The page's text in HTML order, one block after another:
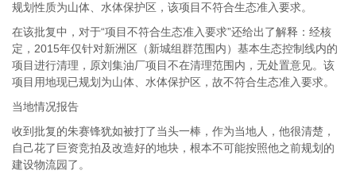
规划性质为山体、水体保护区，该项目不符合生态准入要求。
在该批复中，对于“项目不符合生态准入要求”还给出了解释：经核
定，2015年仅针对新洲区（新城组群范围内）基本生态控制线内的
项目进行清理，原刘集油厂项目不在清理范围内，无处置意见。该
项目用地现已规划为山体、水体保护区，故不符合生态准入要求。
当地情况报告
收到批复的朱赛锋犹如被打了当头一棒，作为当地人，他很清楚，
自己花了巨资竞拍及改造好的地块，根本不可能按照他之前规划的
建设物流园了。